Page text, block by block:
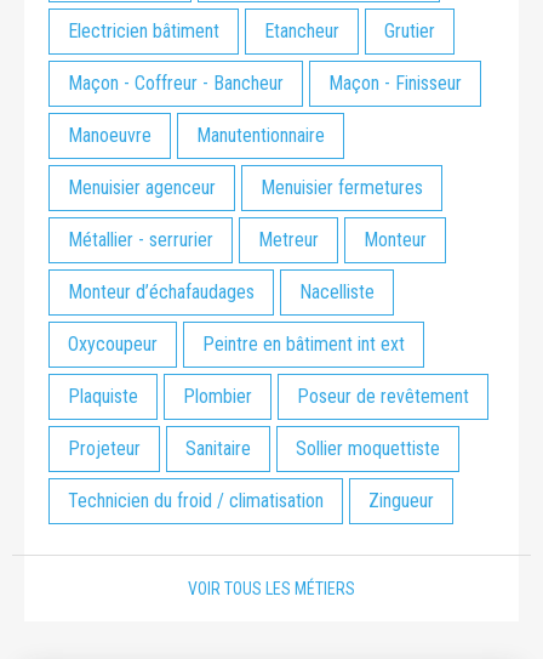
Electricien bâtiment Etancheur Grutier
Maçon - Coffreur - Bancheur Maçon - Finisseur
Manoeuvre Manutentionnaire
Menuisier agenceur Menuisier fermetures
Métallier - serrurier Metreur Monteur
Monteur d’échafaudages Nacelliste
Oxycoupeur Peintre en bâtiment int ext
Plaquiste Plombier Poseur de revêtement
Projeteur Sanitaire Sollier moquettiste
Technicien du froid / climatisation Zingueur
VOIR TOUS LES MÉTIERS